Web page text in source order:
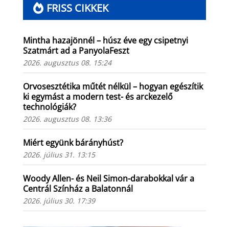
FRISS CIKKEK
Mintha hazajönnél – húsz éve egy csipetnyi
Szatmárt ad a PanyolaFeszt
2026. augusztus 08. 15:24
Orvosesztétika műtét nélkül – hogyan egészítik
ki egymást a modern test- és arckezelő
technológiák?
2026. augusztus 08. 13:36
Miért együnk bárányhúst?
2026. július 31. 13:15
Woody Allen- és Neil Simon-darabokkal vár a
Centrál Színház a Balatonnál
2026. július 30. 17:39